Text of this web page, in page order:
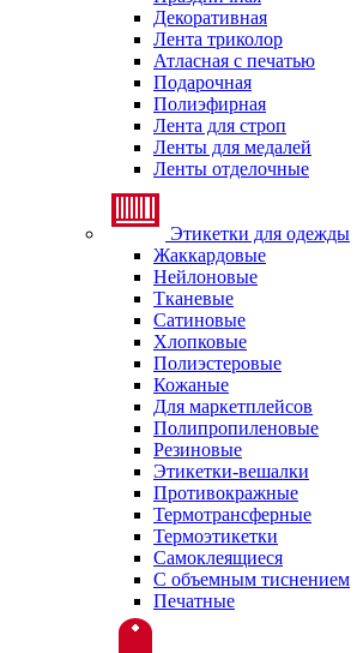
Декоративная
Лента триколор
Атласная с печатью
Подарочная
Полиэфирная
Лента для строп
Ленты для медалей
Ленты отделочные
Этикетки для одежды
Жаккардовые
Нейлоновые
Тканевые
Сатиновые
Хлопковые
Полиэстеровые
Кожаные
Для маркетплейсов
Полипропиленовые
Резиновые
Этикетки-вешалки
Противокражные
Термотрансферные
Термоэтикетки
Самоклеящиеся
С объемным тиснением
Печатные